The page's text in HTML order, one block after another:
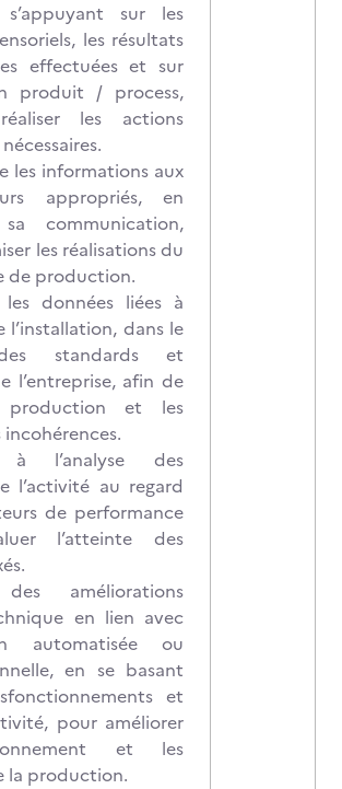
sur les
les résultats
effectuées et sur
produit / process,
les actions
les informations aux
appropriés, en
communication,
les réalisations du
de production.
les données liées à
l’installation, dans le
standards et
l’entreprise, afin de
et les
à l’analyse des
l’activité au regard
de performance
l’atteinte des
améliorations
en lien avec
automatisée ou
en se basant
et
pour améliorer
et les
la production.